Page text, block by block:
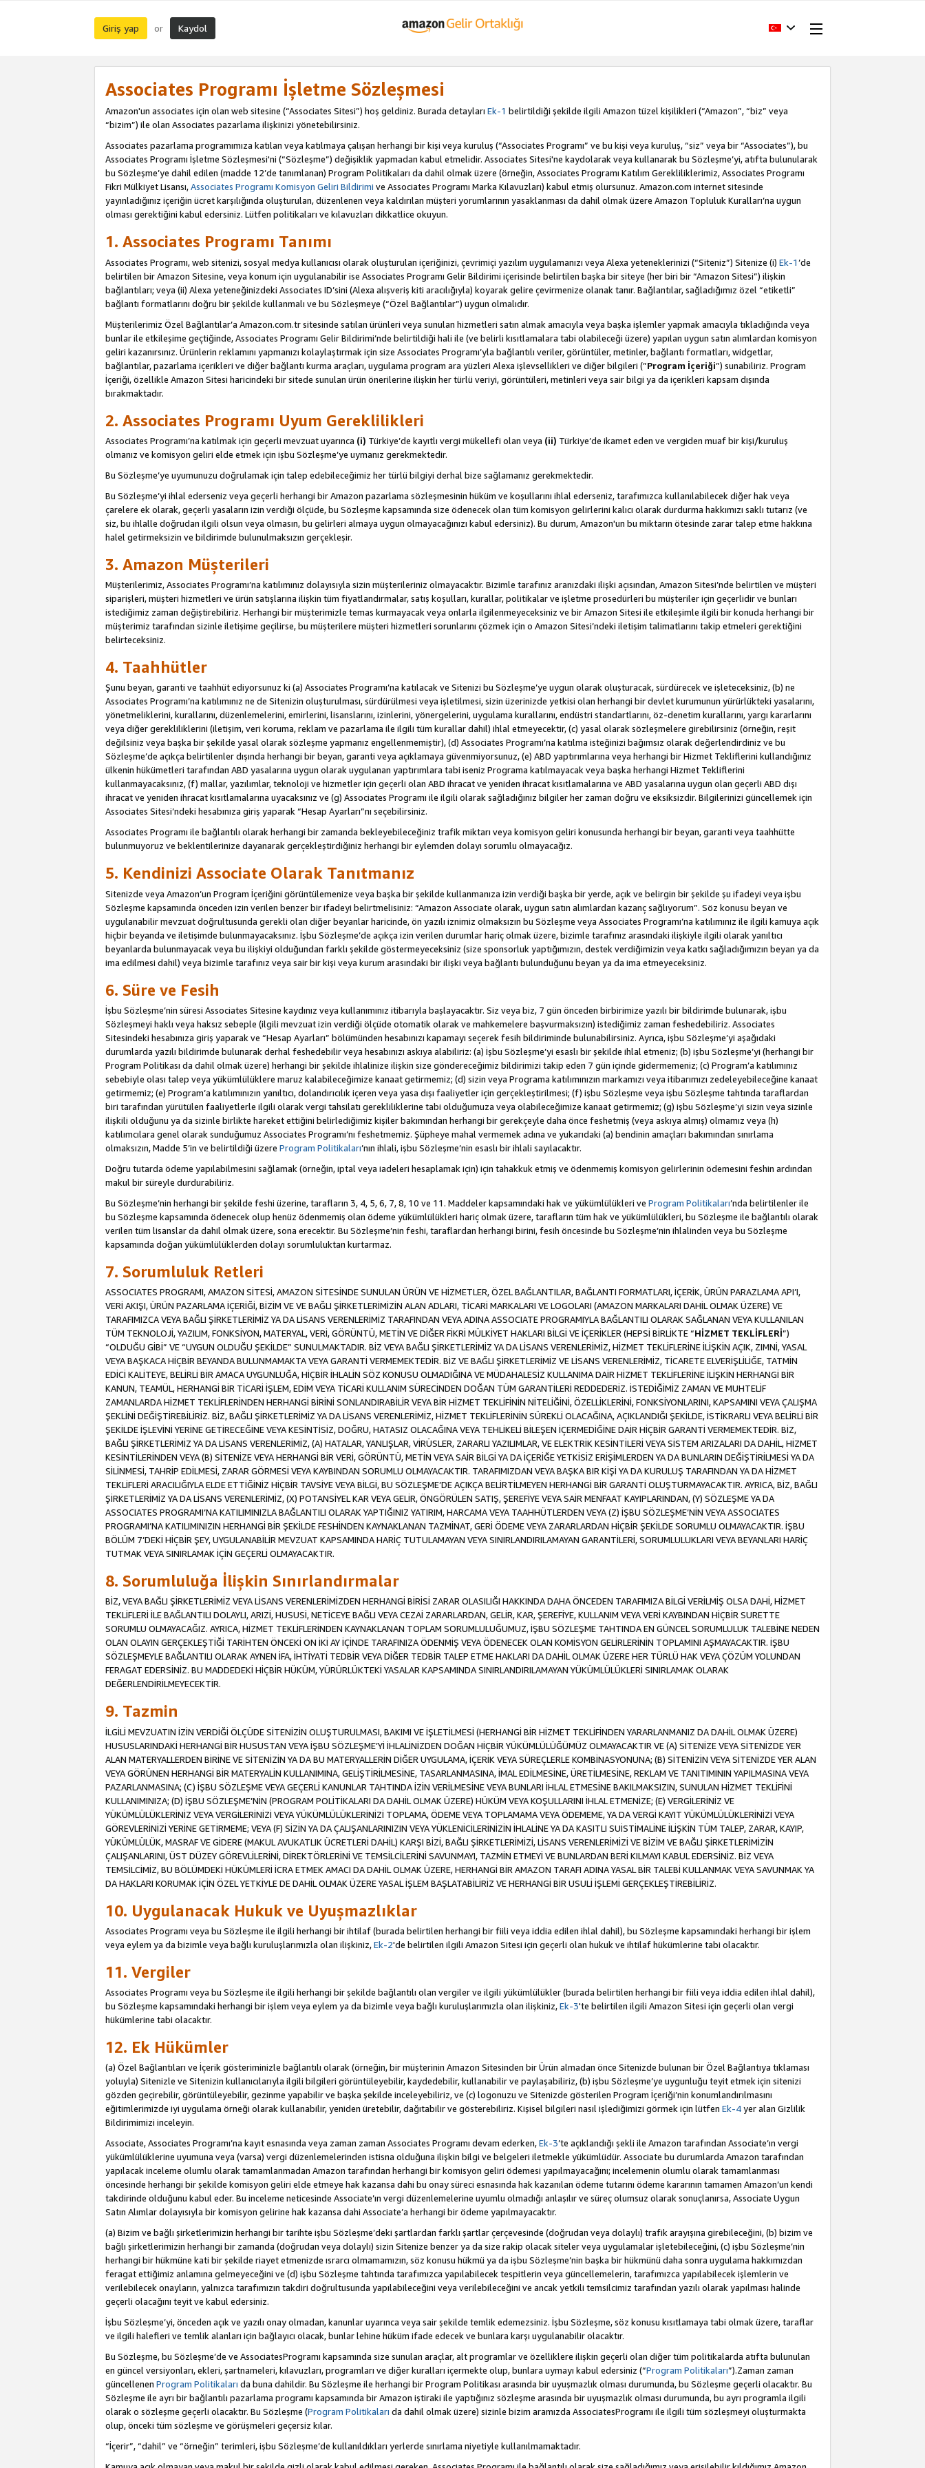
Giriş yap or Kaydol
Associates Programı İşletme Sözleşmesi
Amazon'un associates için olan web sitesine (“Associates Sitesi”) hoş geldiniz. Burada detayları Ek-1 belirtildiği şekilde ilgili Amazon tüzel kişilikleri (“Amazon”, “biz” veya
“bizim”) ile olan Associates pazarlama ilişkinizi yönetebilirsiniz.
Associates pazarlama programımıza katılan veya katılmaya çalışan herhangi bir kişi veya kuruluş (“Associates Programı” ve bu kişi veya kuruluş, “siz” veya bir “Associates”), bu
Associates Programı İşletme Sözleşmesi'ni (“Sözleşme”) değişiklik yapmadan kabul etmelidir. Associates Sitesi'ne kaydolarak veya kullanarak bu Sözleşme’yi, atıfta bulunularak
bu Sözleşme’ye dahil edilen (madde 12’de tanımlanan) Program Politikaları da dahil olmak üzere (örneğin, Associates Programı Katılım Gerekliliklerimiz, Associates Programı
Fikri Mülkiyet Lisansı,Associates Programı Komisyon Geliri Bildirimi ve Associates Programı Marka Kılavuzları) kabul etmiş olursunuz. Amazon.com internet sitesinde
yayınladığınız içeriğin ücret karşılığında oluşturulan, düzenlenen veya kaldırılan müşteri yorumlarının yasaklanması da dahil olmak üzere Amazon Topluluk Kuralları’na uygun
olması gerektiğini kabul edersiniz. Lütfen politikaları ve kılavuzları dikkatlice okuyun.
1. Associates Programı Tanımı
Associates Programı, web sitenizi, sosyal medya kullanıcısı olarak oluşturulan içeriğinizi, çevrimiçi yazılım uygulamanızı veya Alexa yeteneklerinizi (“Siteniz”) Sitenize (i) Ek-1’de
belirtilen bir Amazon Sitesine, veya konum için uygulanabilir ise Associates Programı Gelir Bildirimi içerisinde belirtilen başka bir siteye (her biri bir “Amazon Sitesi”) ilişkin
bağlantıları; veya (ii) Alexa yeteneğinizdeki Associates ID’sini (Alexa alışveriş kiti aracılığıyla) koyarak gelire çevirmenize olanak tanır. Bağlantılar, sağladığımız özel “etiketli”
bağlantı formatlarını doğru bir şekilde kullanmalı ve bu Sözleşmeye (“Özel Bağlantılar”) uygun olmalıdır.
Müşterilerimiz Özel Bağlantılar’a Amazon.com.tr sitesinde satılan ürünleri veya sunulan hizmetleri satın almak amacıyla veya başka işlemler yapmak amacıyla tıkladığında veya
bunlar ile etkileşime geçtiğinde, Associates Programı Gelir Bildirimi’nde belirtildiği hali ile (ve belirli kısıtlamalara tabi olabileceği üzere) yapılan uygun satın alımlardan komisyon
geliri kazanırsınız. Ürünlerin reklamını yapmanızı kolaylaştırmak için size Associates Programı’yla bağlantılı veriler, görüntüler, metinler, bağlantı formatları, widgetlar,
bağlantılar, pazarlama içerikleri ve diğer bağlantı kurma araçları, uygulama program ara yüzleri Alexa işlevsellikleri ve diğer bilgileri (”Program İçeriği”) sunabiliriz. Program
İçeriği, özellikle Amazon Sitesi haricindeki bir sitede sunulan ürün önerilerine ilişkin her türlü veriyi, görüntüleri, metinleri veya sair bilgi ya da içerikleri kapsam dışında
bırakmaktadır.
2. Associates Programı Uyum Gereklilikleri
Associates Programı’na katılmak için geçerli mevzuat uyarınca (i) Türkiye’de kayıtlı vergi mükellefi olan veya (ii) Türkiye’de ikamet eden ve vergiden muaf bir kişi/kuruluş
olmanız ve komisyon geliri elde etmek için işbu Sözleşme’ye uymanız gerekmektedir.
Bu Sözleşme’ye uyumunuzu doğrulamak için talep edebileceğimiz her türlü bilgiyi derhal bize sağlamanız gerekmektedir.
Bu Sözleşme’yi ihlal ederseniz veya geçerli herhangi bir Amazon pazarlama sözleşmesinin hüküm ve koşullarını ihlal ederseniz, tarafımızca kullanılabilecek diğer hak veya
çarelere ek olarak, geçerli yasaların izin verdiği ölçüde, bu Sözleşme kapsamında size ödenecek olan tüm komisyon gelirlerini kalıcı olarak durdurma hakkımızı saklı tutarız (ve
siz, bu ihlalle doğrudan ilgili olsun veya olmasın, bu gelirleri almaya uygun olmayacağınızı kabul edersiniz). Bu durum, Amazon'un bu miktarın ötesinde zarar talep etme hakkına
halel getirmeksizin ve bildirimde bulunulmaksızın gerçekleşir.
3. Amazon Müşterileri
Müşterilerimiz, Associates Programı’na katılımınız dolayısıyla sizin müşterileriniz olmayacaktır. Bizimle tarafınız aranızdaki ilişki açısından, Amazon Sitesi’nde belirtilen ve müşteri
siparişleri, müşteri hizmetleri ve ürün satışlarına ilişkin tüm fiyatlandırmalar, satış koşulları, kurallar, politikalar ve işletme prosedürleri bu müşteriler için geçerlidir ve bunları
istediğimiz zaman değiştirebiliriz. Herhangi bir müşterimizle temas kurmayacak veya onlarla ilgilenmeyeceksiniz ve bir Amazon Sitesi ile etkileşimle ilgili bir konuda herhangi bir
müşterimiz tarafından sizinle iletişime geçilirse, bu müşterilere müşteri hizmetleri sorunlarını çözmek için o Amazon Sitesi’ndeki iletişim talimatlarını takip etmeleri gerektiğini
belirteceksiniz.
4. Taahhütler
Şunu beyan, garanti ve taahhüt ediyorsunuz ki (a) Associates Programı’na katılacak ve Sitenizi bu Sözleşme’ye uygun olarak oluşturacak, sürdürecek ve işleteceksiniz, (b) ne
Associates Programı’na katılımınız ne de Sitenizin oluşturulması, sürdürülmesi veya işletilmesi, sizin üzerinizde yetkisi olan herhangi bir devlet kurumunun yürürlükteki yasalarını,
yönetmeliklerini, kurallarını, düzenlemelerini, emirlerini, lisanslarını, izinlerini, yönergelerini, uygulama kurallarını, endüstri standartlarını, öz-denetim kurallarını, yargı kararlarını
veya diğer gerekliliklerini (iletişim, veri koruma, reklam ve pazarlama ile ilgili tüm kurallar dahil) ihlal etmeyecektir, (c) yasal olarak sözleşmelere girebilirsiniz (örneğin, reşit
değilsiniz veya başka bir şekilde yasal olarak sözleşme yapmanız engellenmemiştir), (d) Associates Programı’na katılma isteğinizi bağımsız olarak değerlendirdiniz ve bu
Sözleşme’de açıkça belirtilenler dışında herhangi bir beyan, garanti veya açıklamaya güvenmiyorsunuz, (e) ABD yaptırımlarına veya herhangi bir Hizmet Tekliflerini kullandığınız
ülkenin hükümetleri tarafından ABD yasalarına uygun olarak uygulanan yaptırımlara tabi iseniz Programa katılmayacak veya başka herhangi Hizmet Tekliflerini
kullanmayacaksınız, (f) mallar, yazılımlar, teknoloji ve hizmetler için geçerli olan ABD ihracat ve yeniden ihracat kısıtlamalarına ve ABD yasalarına uygun olan geçerli ABD dışı
ihracat ve yeniden ihracat kısıtlamalarına uyacaksınız ve (g) Associates Programı ile ilgili olarak sağladığınız bilgiler her zaman doğru ve eksiksizdir. Bilgilerinizi güncellemek için
Associates Sitesi’ndeki hesabınıza giriş yaparak “Hesap Ayarları”nı seçebilirsiniz.
Associates Programı ile bağlantılı olarak herhangi bir zamanda bekleyebileceğiniz trafik miktarı veya komisyon geliri konusunda herhangi bir beyan, garanti veya taahhütte
bulunmuyoruz ve beklentilerinize dayanarak gerçekleştirdiğiniz herhangi bir eylemden dolayı sorumlu olmayacağız.
5. Kendinizi Associate Olarak Tanıtmanız
Sitenizde veya Amazon’un Program İçeriğini görüntülemenize veya başka bir şekilde kullanmanıza izin verdiği başka bir yerde, açık ve belirgin bir şekilde şu ifadeyi veya işbu
Sözleşme kapsamında önceden izin verilen benzer bir ifadeyi belirtmelisiniz: “Amazon Associate olarak, uygun satın alımlardan kazanç sağlıyorum”. Söz konusu beyan ve
uygulanabilir mevzuat doğrultusunda gerekli olan diğer beyanlar haricinde, ön yazılı iznimiz olmaksızın bu Sözleşme veya Associates Programı’na katılımınız ile ilgili kamuya açık
hiçbir beyanda ve iletişimde bulunmayacaksınız. İşbu Sözleşme’de açıkça izin verilen durumlar hariç olmak üzere, bizimle tarafınız arasındaki ilişkiyle ilgili olarak yanıltıcı
beyanlarda bulunmayacak veya bu ilişkiyi olduğundan farklı şekilde göstermeyeceksiniz (size sponsorluk yaptığımızın, destek verdiğimizin veya katkı sağladığımızın beyan ya da
ima edilmesi dahil) veya bizimle tarafınız veya sair bir kişi veya kurum arasındaki bir ilişki veya bağlantı bulunduğunu beyan ya da ima etmeyeceksiniz.
6. Süre ve Fesih
İşbu Sözleşme’nin süresi Associates Sitesine kaydınız veya kullanımınız itibarıyla başlayacaktır. Siz veya biz, 7 gün önceden birbirimize yazılı bir bildirimde bulunarak, işbu
Sözleşmeyi haklı veya haksız sebeple (ilgili mevzuat izin verdiği ölçüde otomatik olarak ve mahkemelere başvurmaksızın) istediğimiz zaman feshedebiliriz. Associates
Sitesindeki hesabınıza giriş yaparak ve “Hesap Ayarları” bölümünden hesabınızı kapamayı seçerek fesih bildiriminde bulunabilirsiniz. Ayrıca, işbu Sözleşme’yi aşağıdaki
durumlarda yazılı bildirimde bulunarak derhal feshedebilir veya hesabınızı askıya alabiliriz: (a) İşbu Sözleşme’yi esaslı bir şekilde ihlal etmeniz; (b) işbu Sözleşme’yi (herhangi bir
Program Politikası da dahil olmak üzere) herhangi bir şekilde ihlalinize ilişkin size göndereceğimiz bildirimizi takip eden 7 gün içinde gidermemeniz; (c) Program’a katılımınız
sebebiyle olası talep veya yükümlülüklere maruz kalabileceğimize kanaat getirmemiz; (d) sizin veya Programa katılımınızın markamızı veya itibarımızı zedeleyebileceğine kanaat
getirmemiz; (e) Program’a katılımınızın yanıltıcı, dolandırıcılık içeren veya yasa dışı faaliyetler için gerçekleştirilmesi; (f) işbu Sözleşme veya işbu Sözleşme tahtında taraflardan
biri tarafından yürütülen faaliyetlerle ilgili olarak vergi tahsilatı gerekliliklerine tabi olduğumuza veya olabileceğimize kanaat getirmemiz; (g) işbu Sözleşme’yi sizin veya sizinle
ilişkili olduğunu ya da sizinle birlikte hareket ettiğini belirlediğimiz kişiler bakımından herhangi bir gerekçeyle daha önce feshetmiş (veya askıya almış) olmamız veya (h)
katılımcılara genel olarak sunduğumuz Associates Programı’nı feshetmemiz. Şüpheye mahal vermemek adına ve yukarıdaki (a) bendinin amaçları bakımından sınırlama
olmaksızın, Madde 5’in ve belirtildiği üzere Program Politikaları’nın ihlali, işbu Sözleşme’nin esaslı bir ihlali sayılacaktır.
Doğru tutarda ödeme yapılabilmesini sağlamak (örneğin, iptal veya iadeleri hesaplamak için) için tahakkuk etmiş ve ödenmemiş komisyon gelirlerinin ödemesini feshin ardından
makul bir süreyle durdurabiliriz.
Bu Sözleşme’nin herhangi bir şekilde feshi üzerine, tarafların 3, 4, 5, 6, 7, 8, 10 ve 11. Maddeler kapsamındaki hak ve yükümlülükleri ve Program Politikaları’nda belirtilenler ile
bu Sözleşme kapsamında ödenecek olup henüz ödenmemiş olan ödeme yükümlülükleri hariç olmak üzere, tarafların tüm hak ve yükümlülükleri, bu Sözleşme ile bağlantılı olarak
verilen tüm lisanslar da dahil olmak üzere, sona erecektir. Bu Sözleşme’nin feshi, taraflardan herhangi birini, fesih öncesinde bu Sözleşme’nin ihlalinden veya bu Sözleşme
kapsamında doğan yükümlülüklerden dolayı sorumluluktan kurtarmaz.
7. Sorumluluk Retleri
ASSOCIATES PROGRAMI, AMAZON SİTESİ, AMAZON SİTESİNDE SUNULAN ÜRÜN VE HİZMETLER, ÖZEL BAĞLANTILAR, BAĞLANTI FORMATLARI, İÇERİK, ÜRÜN PARAZLAMA API’I,
VERİ AKIŞI, ÜRÜN PAZARLAMA İÇERİĞİ, BİZİM VE VE BAĞLI ŞİRKETLERİMİZİN ALAN ADLARI, TİCARİ MARKALARI VE LOGOLARI (AMAZON MARKALARI DAHİL OLMAK ÜZERE) VE
TARAFIMIZCA VEYA BAĞLI ŞİRKETLERİMİZ YA DA LİSANS VERENLERİMİZ TARAFINDAN VEYA ADINA ASSOCIATE PROGRAMIYLA BAĞLANTILI OLARAK SAĞLANAN VEYA KULLANILAN
TÜM TEKNOLOJİ, YAZILIM, FONKSİYON, MATERYAL, VERİ, GÖRÜNTÜ, METİN VE DİĞER FİKRİ MÜLKİYET HAKLARI BİLGİ VE İÇERİKLER (HEPSİ BİRLİKTE “HİZMET TEKLİFLERİ”)
“OLDUĞU GİBİ” VE “UYGUN OLDUĞU ŞEKİLDE” SUNULMAKTADIR. BİZ VEYA BAĞLI ŞİRKETLERİMİZ YA DA LİSANS VERENLERİMİZ, HİZMET TEKLİFLERİNE İLİŞKİN AÇIK, ZIMNİ, YASAL
VEYA BAŞKACA HİÇBİR BEYANDA BULUNMAMAKTA VEYA GARANTİ VERMEMEKTEDİR. BİZ VE BAĞLI ŞİRKETLERİMİZ VE LİSANS VERENLERİMİZ, TİCARETE ELVERİŞLİLİĞE, TATMİN
EDİCİ KALİTEYE, BELİRLİ BİR AMACA UYGUNLUĞA, HİÇBİR İHLALİN SÖZ KONUSU OLMADIĞINA VE MÜDAHALESİZ KULLANIMA DAİR HİZMET TEKLİFLERİNE İLİŞKİN HERHANGİ BİR
KANUN, TEAMÜL, HERHANGİ BİR TİCARİ İŞLEM, EDİM VEYA TİCARİ KULLANIM SÜRECİNDEN DOĞAN TÜM GARANTİLERİ REDDEDERİZ. İSTEDİĞİMİZ ZAMAN VE MUHTELİF
ZAMANLARDA HİZMET TEKLİFLERİNDEN HERHANGİ BİRİNİ SONLANDIRABİLİR VEYA BİR HİZMET TEKLİFİNİN NİTELİĞİNİ, ÖZELLİKLERİNİ, FONKSİYONLARINI, KAPSAMINI VEYA ÇALIŞMA
ŞEKLİNİ DEĞİŞTİREBİLİRİZ. BİZ, BAĞLI ŞİRKETLERİMİZ YA DA LİSANS VERENLERİMİZ, HİZMET TEKLİFLERİNİN SÜREKLİ OLACAĞINA, AÇIKLANDIĞI ŞEKİLDE, İSTİKRARLI VEYA BELİRLİ BİR
ŞEKİLDE İŞLEVİNİ YERİNE GETİRECEĞİNE VEYA KESİNTİSİZ, DOĞRU, HATASIZ OLACAĞINA VEYA TEHLİKELİ BİLEŞEN İÇERMEDİĞİNE DAİR HİÇBİR GARANTİ VERMEMEKTEDİR. BİZ,
BAĞLI ŞİRKETLERİMİZ YA DA LİSANS VERENLERİMİZ, (A) HATALAR, YANLIŞLAR, VİRÜSLER, ZARARLI YAZILIMLAR, VE ELEKTRİK KESİNTİLERİ VEYA SİSTEM ARIZALARI DA DAHİL, HİZMET
KESİNTİLERİNDEN VEYA (B) SİTENİZE VEYA HERHANGİ BİR VERİ, GÖRÜNTÜ, METİN VEYA SAİR BİLGİ YA DA İÇERİĞE YETKİSİZ ERİŞİMLERDEN YA DA BUNLARIN DEĞİŞTİRİLMESİ YA DA
SİLİNMESİ, TAHRİP EDİLMESİ, ZARAR GÖRMESİ VEYA KAYBINDAN SORUMLU OLMAYACAKTIR. TARAFIMIZDAN VEYA BAŞKA BIR KİŞİ YA DA KURULUŞ TARAFINDAN YA DA HİZMET
TEKLİFLERİ ARACILIĞIYLA ELDE ETTİĞİNİZ HİÇBİR TAVSİYE VEYA BİLGİ, BU SÖZLEŞME’DE AÇIKÇA BELİRTİLMEYEN HERHANGİ BİR GARANTİ OLUŞTURMAYACAKTIR. AYRICA, BİZ, BAĞLI
ŞİRKETLERİMİZ YA DA LİSANS VERENLERİMİZ, (X) POTANSİYEL KAR VEYA GELİR, ÖNGÖRÜLEN SATIŞ, ŞEREFİYE VEYA SAİR MENFAAT KAYIPLARINDAN, (Y) SÖZLEŞME YA DA
ASSOCIATES PROGRAMI’NA KATILIMINIZLA BAĞLANTILI OLARAK YAPTIĞINIZ YATIRIM, HARCAMA VEYA TAAHHÜTLERDEN VEYA (Z) İŞBU SÖZLEŞME’NİN VEYA ASSOCIATES
PROGRAMI’NA KATILIMINIZIN HERHANGİ BİR ŞEKİLDE FESHİNDEN KAYNAKLANAN TAZMİNAT, GERİ ÖDEME VEYA ZARARLARDAN HİÇBİR ŞEKİLDE SORUMLU OLMAYACAKTIR. İŞBU
BÖLÜM 7’DEKİ HİÇBİR ŞEY, UYGULANABİLİR MEVZUAT KAPSAMINDA HARİÇ TUTULAMAYAN VEYA SINIRLANDIRILAMAYAN GARANTİLERİ, SORUMLULUKLARI VEYA BEYANLARI HARİÇ
TUTMAK VEYA SINIRLAMAK İÇİN GEÇERLİ OLMAYACAKTIR.
8. Sorumluluğa İlişkin Sınırlandırmalar
BİZ, VEYA BAĞLI ŞİRKETLERİMİZ VEYA LİSANS VERENLERİMİZDEN HERHANGİ BİRİSİ ZARAR OLASILIĞI HAKKINDA DAHA ÖNCEDEN TARAFIMIZA BİLGİ VERİLMİŞ OLSA DAHİ, HİZMET
TEKLİFLERİ İLE BAĞLANTILI DOLAYLI, ARIZİ, HUSUSİ, NETİCEYE BAĞLI VEYA CEZAİ ZARARLARDAN, GELİR, KAR, ŞEREFİYE, KULLANIM VEYA VERİ KAYBINDAN HİÇBİR SURETTE
SORUMLU OLMAYACAĞIZ. AYRICA, HİZMET TEKLİFLERİNDEN KAYNAKLANAN TOPLAM SORUMLULUĞUMUZ, İŞBU SÖZLEŞME TAHTINDA EN GÜNCEL SORUMLULUK TALEBİNE NEDEN
OLAN OLAYIN GERÇEKLEŞTİĞİ TARİHTEN ÖNCEKİ ON İKİ AY İÇİNDE TARAFINIZA ÖDENMİŞ VEYA ÖDENECEK OLAN KOMİSYON GELİRLERİNİN TOPLAMINI AŞMAYACAKTIR. İŞBU
SÖZLEŞMEYLE BAĞLANTILI OLARAK AYNEN İFA, İHTİYATİ TEDBİR VEYA DİĞER TEDBİR TALEP ETME HAKLARI DA DAHİL OLMAK ÜZERE HER TÜRLÜ HAK VEYA ÇÖZÜM YOLUNDAN
FERAGAT EDERSİNİZ. BU MADDEDEKİ HİÇBİR HÜKÜM, YÜRÜRLÜKTEKİ YASALAR KAPSAMINDA SINIRLANDIRILAMAYAN YÜKÜMLÜLÜKLERİ SINIRLAMAK OLARAK
DEĞERLENDİRİLMEYECEKTİR.
9. Tazmin
İLGİLİ MEVZUATIN İZİN VERDİĞİ ÖLÇÜDE SİTENİZİN OLUŞTURULMASI, BAKIMI VE İŞLETİLMESİ (HERHANGİ BİR HİZMET TEKLİFİNDEN YARARLANMANIZ DA DAHİL OLMAK ÜZERE)
HUSUSLARINDAKİ HERHANGİ BİR HUSUSTAN VEYA İŞBU SÖZLEŞME’Yİ İHLALİNİZDEN DOĞAN HİÇBİR YÜKÜMLÜLÜĞÜMÜZ OLMAYACAKTIR VE (A) SİTENİZE VEYA SİTENİZDE YER
ALAN MATERYALLERDEN BİRİNE VE SİTENİZİN YA DA BU MATERYALLERİN DİĞER UYGULAMA, İÇERİK VEYA SÜREÇLERLE KOMBİNASYONUNA; (B) SİTENİZİN VEYA SİTENİZDE YER ALAN
VEYA GÖRÜNEN HERHANGİ BİR MATERYALİN KULLANIMINA, GELİŞTİRİLMESİNE, TASARLANMASINA, İMAL EDİLMESİNE, ÜRETİLMESİNE, REKLAM VE TANITIMININ YAPILMASINA VEYA
PAZARLANMASINA; (C) İŞBU SÖZLEŞME VEYA GEÇERLİ KANUNLAR TAHTINDA İZİN VERİLMESİNE VEYA BUNLARI İHLAL ETMESİNE BAKILMAKSIZIN, SUNULAN HİZMET TEKLİFİNİ
KULLANIMINIZA; (D) İŞBU SÖZLEŞME’NİN (PROGRAM POLİTİKALARI DA DAHİL OLMAK ÜZERE) HÜKÜM VEYA KOŞULLARINI İHLAL ETMENİZE; (E) VERGİLERİNİZ VE
YÜKÜMLÜLÜKLERİNİZ VEYA VERGİLERİNİZİ VEYA YÜKÜMLÜLÜKLERİNİZİ TOPLAMA, ÖDEME VEYA TOPLAMAMA VEYA ÖDEMEME, YA DA VERGİ KAYIT YÜKÜMLÜLÜKLERİNİZİ VEYA
GÖREVLERİNİZİ YERİNE GETİRMEME; VEYA (F) SİZİN YA DA ÇALIŞANLARINIZIN VEYA YÜKLENİCİLERİNİZİN İHLALİNE YA DA KASITLI SUİSTİMALİNE İLİŞKİN TÜM TALEP, ZARAR, KAYIP,
YÜKÜMLÜLÜK, MASRAF VE GİDERE (MAKUL AVUKATLIK ÜCRETLERİ DAHİL) KARŞI BİZİ, BAĞLI ŞİRKETLERİMİZİ, LİSANS VERENLERİMİZİ VE BİZİM VE BAĞLI ŞİRKETLERİMİZİN
ÇALIŞANLARINI, ÜST DÜZEY GÖREVLİLERİNİ, DİREKTÖRLERİNİ VE TEMSİLCİLERİNİ SAVUNMAYI, TAZMİN ETMEYİ VE BUNLARDAN BERİ KILMAYI KABUL EDERSİNİZ. BİZ VEYA
TEMSİLCİMİZ, BU BÖLÜMDEKİ HÜKÜMLERİ İCRA ETMEK AMACI DA DAHİL OLMAK ÜZERE, HERHANGİ BİR AMAZON TARAFI ADINA YASAL BİR TALEBİ KULLANMAK VEYA SAVUNMAK YA
DA HAKLARI KORUMAK İÇİN ÖZEL YETKİYLE DE DAHİL OLMAK ÜZERE YASAL İŞLEM BAŞLATABİLİRİZ VE HERHANGİ BİR USULİ İŞLEMİ GERÇEKLEŞTİREBİLİRİZ.
10. Uygulanacak Hukuk ve Uyuşmazlıklar
Associates Programı veya bu Sözleşme ile ilgili herhangi bir ihtilaf (burada belirtilen herhangi bir fiili veya iddia edilen ihlal dahil), bu Sözleşme kapsamındaki herhangi bir işlem
veya eylem ya da bizimle veya bağlı kuruluşlarımızla olan ilişkiniz,Ek-2'de belirtilen ilgili Amazon Sitesi için geçerli olan hukuk ve ihtilaf hükümlerine tabi olacaktır.
11. Vergiler
Associates Programı veya bu Sözleşme ile ilgili herhangi bir şekilde bağlantılı olan vergiler ve ilgili yükümlülükler (burada belirtilen herhangi bir fiili veya iddia edilen ihlal dahil),
bu Sözleşme kapsamındaki herhangi bir işlem veya eylem ya da bizimle veya bağlı kuruluşlarımızla olan ilişkiniz,Ek-3'te belirtilen ilgili Amazon Sitesi için geçerli olan vergi
hükümlerine tabi olacaktır.
12. Ek Hükümler
(a) Özel Bağlantıları ve İçerik gösteriminizle bağlantılı olarak (örneğin, bir müşterinin Amazon Sitesinden bir Ürün almadan önce Sitenizde bulunan bir Özel Bağlantıya tıklaması
yoluyla) Sitenizle ve Sitenizin kullanıcılarıyla ilgili bilgileri görüntüleyebilir, kaydedebilir, kullanabilir ve paylaşabiliriz, (b) işbu Sözleşme’ye uygunluğu teyit etmek için sitenizi
gözden geçirebilir, görüntüleyebilir, gezinme yapabilir ve başka şekilde inceleyebiliriz, ve (c) logonuzu ve Sitenizde gösterilen Program İçeriği’nin konumlandırılmasını
eğitimlerimizde iyi uygulama örneği olarak kullanabilir, yeniden üretebilir, dağıtabilir ve gösterebiliriz. Kişisel bilgileri nasıl işlediğimizi görmek için lütfen Ek-4yer alan Gizlilik
Bildirimimizi inceleyin.
Associate, Associates Programı’na kayıt esnasında veya zaman zaman Associates Programı devam ederken,Ek-3’te açıklandığı şekli ile Amazon tarafından Associate’ın vergi
yükümlülüklerine uyumuna veya (varsa) vergi düzenlemelerinden istisna olduğuna ilişkin bilgi ve belgeleri iletmekle yükümlüdür. Associate bu durumlarda Amazon tarafından
yapılacak inceleme olumlu olarak tamamlanmadan Amazon tarafından herhangi bir komisyon geliri ödemesi yapılmayacağını; incelemenin olumlu olarak tamamlanması
öncesinde herhangi bir şekilde komisyon geliri elde etmeye hak kazansa dahi bu onay süreci esnasında hak kazanılan ödeme tutarını ödeme kararının tamamen Amazon’un kendi
takdirinde olduğunu kabul eder. Bu inceleme neticesinde Associate’ın vergi düzenlemelerine uyumlu olmadığı anlaşılır ve süreç olumsuz olarak sonuçlanırsa, Associate Uygun
Satın Alımlar dolayısıyla bir komisyon gelirine hak kazansa dahi Associate’a herhangi bir ödeme yapılmayacaktır.
(a) Bizim ve bağlı şirketlerimizin herhangi bir tarihte işbu Sözleşme’deki şartlardan farklı şartlar çerçevesinde (doğrudan veya dolaylı) trafik arayışına girebileceğini, (b) bizim ve
bağlı şirketlerimizin herhangi bir zamanda (doğrudan veya dolaylı) sizin Sitenize benzer ya da size rakip olacak siteler veya uygulamalar işletebileceğini, (c) işbu Sözleşme’nin
herhangi bir hükmüne kati bir şekilde riayet etmenizde ısrarcı olmamamızın, söz konusu hükmü ya da işbu Sözleşme’nin başka bir hükmünü daha sonra uygulama hakkımızdan
feragat ettiğimiz anlamına gelmeyeceğini ve (d) işbu Sözleşme tahtında tarafımızca yapılabilecek tespitlerin veya güncellemelerin, tarafımızca yapılabilecek işlemlerin ve
verilebilecek onayların, yalnızca tarafımızın takdiri doğrultusunda yapılabileceğini veya verilebileceğini ve ancak yetkili temsilcimiz tarafından yazılı olarak yapılması halinde
geçerli olacağını teyit ve kabul edersiniz.
İşbu Sözleşme’yi, önceden açık ve yazılı onay olmadan, kanunlar uyarınca veya sair şekilde temlik edemezsiniz. İşbu Sözleşme, söz konusu kısıtlamaya tabi olmak üzere, taraflar
ve ilgili halefleri ve temlik alanları için bağlayıcı olacak, bunlar lehine hüküm ifade edecek ve bunlara karşı uygulanabilir olacaktır.
Bu Sözleşme, bu Sözleşme’de ve AssociatesProgramı kapsamında size sunulan araçlar, alt programlar ve özelliklere ilişkin geçerli olan diğer tüm politikalarda atıfta bulunulan
en güncel versiyonları, ekleri, şartnameleri, kılavuzları, programları ve diğer kuralları içermekte olup, bunlara uymayı kabul edersiniz (“Program Politikaları”).Zaman zaman
güncellenen Program Politikaları da buna dahildir. Bu Sözleşme ile herhangi bir Program Politikası arasında bir uyuşmazlık olması durumunda, bu Sözleşme geçerli olacaktır. Bu
Sözleşme ile ayrı bir bağlantılı pazarlama programı kapsamında bir Amazon iştiraki ile yaptığınız sözleşme arasında bir uyuşmazlık olması durumunda, bu ayrı programla ilgili
olarak o sözleşme geçerli olacaktır. Bu Sözleşme (Program Politikaları da dahil olmak üzere) sizinle bizim aramızda AssociatesProgramı ile ilgili tüm sözleşmeyi oluşturmakta
olup, önceki tüm sözleşme ve görüşmeleri geçersiz kılar.
“İçerir”, “dahil” ve “örneğin” terimleri, işbu Sözleşme’de kullanıldıkları yerlerde sınırlama niyetiyle kullanılmamaktadır.